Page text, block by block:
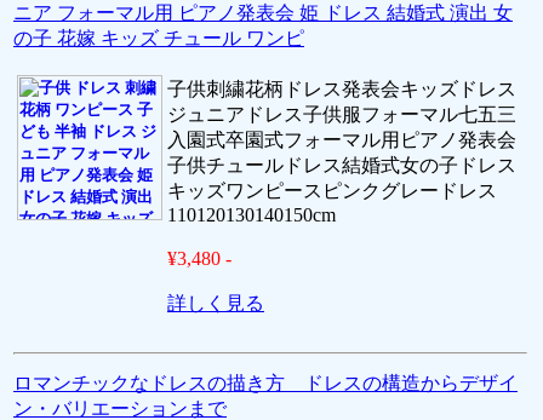
ニア フォーマル用 ピアノ発表会 姫 ドレス 結婚式 演出 女
の子 花嫁 キッズ チュール ワンピ
子供刺繍花柄ドレス発表会キッズドレス
ジュニアドレス子供服フォーマル七五三
入園式卒園式フォーマル用ピアノ発表会
子供チュールドレス結婚式女の子ドレス
キッズワンピースピンクグレードレス
110120130140150cm
¥3,480 -
詳しく見る
ロマンチックなドレスの描き方 ドレスの構造からデザイ
ン・バリエーションまで